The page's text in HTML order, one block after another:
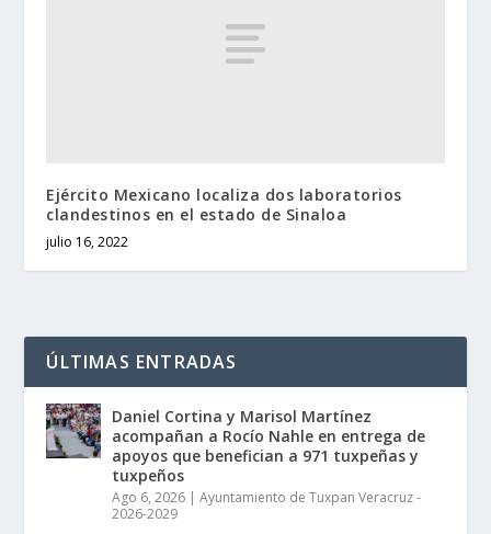
Ejército Mexicano localiza dos laboratorios
clandestinos en el estado de Sinaloa
julio 16, 2022
ÚLTIMAS ENTRADAS
Daniel Cortina y Marisol Martínez
acompañan a Rocío Nahle en entrega de
apoyos que benefician a 971 tuxpeñas y
tuxpeños
Ago 6, 2026 |Ayuntamiento de Tuxpan Veracruz -
2026-2029